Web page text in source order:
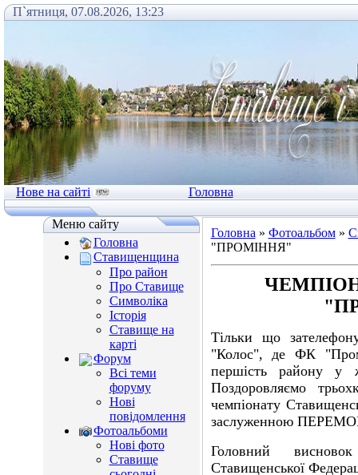
П`ятниця, 07.08.2026, 13:23
Нове на сайті Головна
Меню сайту
Головна
Ставищенщина
Про район
Про Ставище
Символіка
Історія
Ставище на
карті
Форум
Всі теми
форуму
Нові
повідомлення
Фотоальбоми
Нові фото
Ставище
Головна » Фотоальбом»
"ПРОМІННЯ"
Тільки що
"Колос", де ФК
першість району у
Поздоровляємо
чемпіонату
заслуженною
Головний
Ставищенської